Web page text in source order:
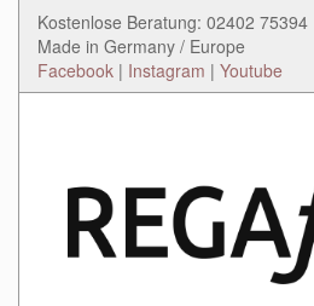
Kostenlose Beratung: 02402 75394
Made in Germany / Europe
Facebook | Instagram | Youtube